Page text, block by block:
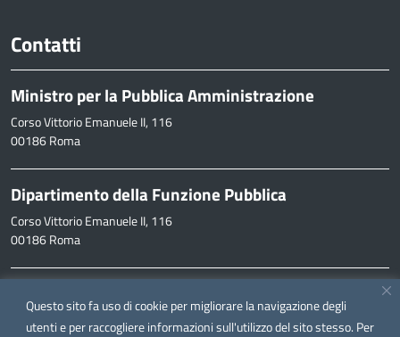
Questo sito fa uso di cookie per migliorare la navigazione degli
utenti e per raccogliere informazioni sull'utilizzo del sito stesso. Per
Contatti
Ministro per la Pubblica Amministrazione
Corso Vittorio Emanuele II, 116
00186 Roma
Dipartimento della Funzione Pubblica
Corso Vittorio Emanuele II, 116
00186 Roma
inpa@funzionepubblica.it